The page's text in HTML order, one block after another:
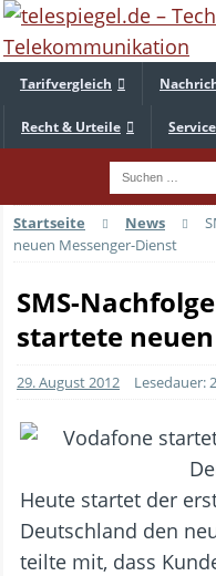
Tarifvergleich
Recht & Urteile Service
Startseite News
neuen Messenger-Dienst
SMS-
startete
29. August 2012 Lesedauer:
Heute startet der
Deutschland den
teilte mit, dass